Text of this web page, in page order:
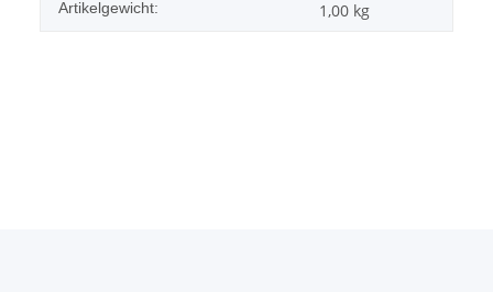
Artikelgewicht: 1,00 kg